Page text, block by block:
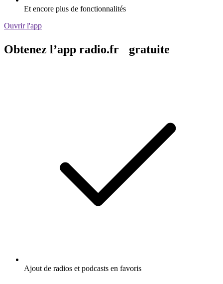
Et encore plus de fonctionnalités
Ouvrir l'app
Obtenez l’app radio.fr gratuite
Ajout de radios et podcasts en favoris